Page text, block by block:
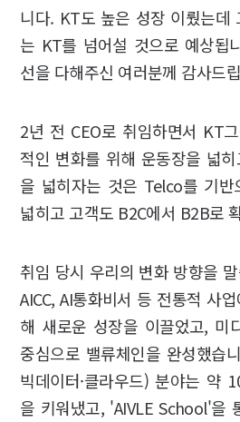
니다. KT도 높은 성장 이뤘는데
는 KT를 넘어설 것으로 예상됩
선을 다해주신 여러분께 감사드
2년 전 CEO로 취임하면서 KT
적인 변화를 위해 운동장을 넓
을 넓히자는 것은 Telco를 기반
넓히고 고객도 B2C에서 B2B로
취임 당시 우리의 변화 방향을
AICC, AI통화비서 등 전통적 사
해 새로운 성장을 이끌었고, 미
중심으로 밸류체인을 완성했습
빅데이터·클라우드) 분야는 약
을 키워냈고, 'AIVLE School'을